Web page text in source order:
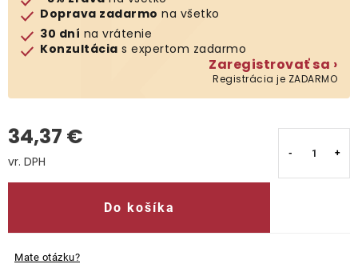
Klub výhod
Kontakty
Doprava zadarmo na všetko
30 dní na vrátenie
Konzultácia s expertom zadarmo
Zaregistrovať sa ›
Registrácia je ZADARMO
34,37 €
Do košíka
Mate otázku?